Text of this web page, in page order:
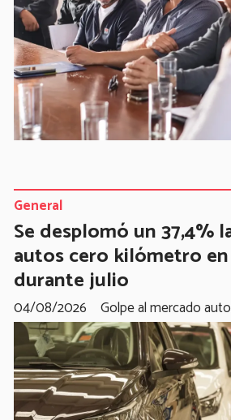
Se desplomó un 37,4%
autos cero kilómetro
durante julio
Golpe al mercado
General
04/08/2026